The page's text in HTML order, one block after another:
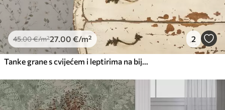
45.00€/m²27.00 €/m² 2
Tanke grane s cvijećem i leptirima na bijeloj pozadini